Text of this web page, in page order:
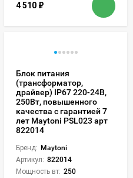
4 510 ₽
Блок питания
(трансформатор,
драйвер) IP67 220-24В,
250Вт, повышенного
качества с гарантией 7
лет Maytoni PSL023 арт
822014
Бренд: Maytoni
Артикул: 822014
Мощность вт: 250